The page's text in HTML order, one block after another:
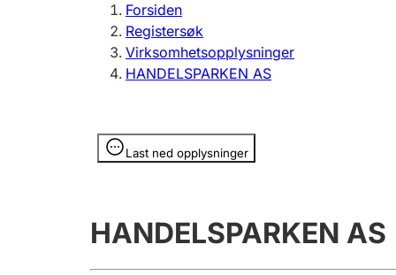
Registrere, endre, slette
Forsiden
Registersøk
Virksomhetsopplysninger
HANDELSPARKEN AS
Last ned opplysninger
Opplysninger er skjult
HANDELSPARKEN AS